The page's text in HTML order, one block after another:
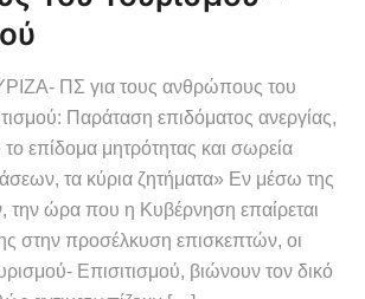
ΠΣ για τους ανθρώπους του
Παράταση επιδόματος ανεργίας,
επίδομα μητρότητας και σωρεία
τα κύρια ζητήματα» Εν μέσω της
την ώρα που η Κυβέρνηση επαίρεται
της στην προσέλκυση επισκεπτών, οι
Επισιτισμού, βιώνουν τον δικό